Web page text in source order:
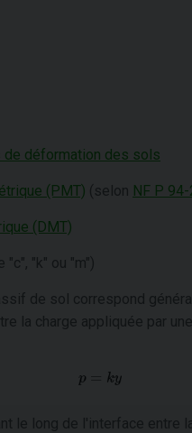
déformation des sols
(PMT) (selon NF P
(DMT)
"c", "k" ou "m")
de sol correspond
la charge appliquée par
le long de l'interface entre